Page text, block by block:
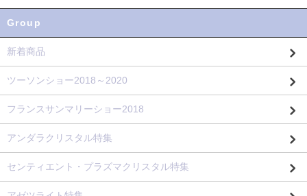
Group
新着商品
ツーソンショー2018～2020
フランスサンマリーショー2018
アンダラクリスタル特集
センティエント・プラズマクリスタル特集